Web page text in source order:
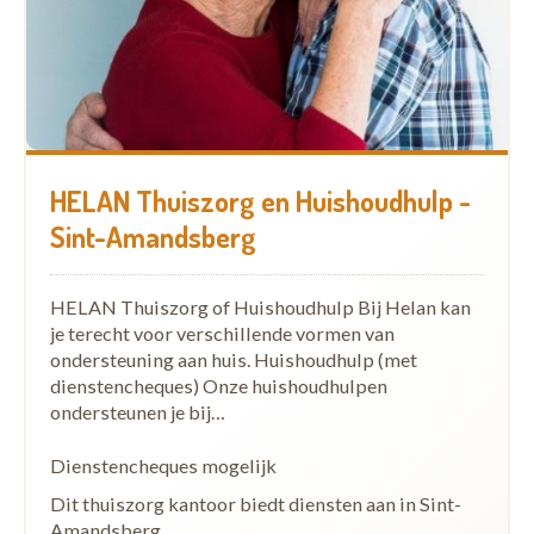
ERGOTHERAPIE AAN HUIS
Een ergotherapeut denkt mee over hoe u veilig,
comfortabel en zo zelfstandig mogelijk thuis kunt
hulpmiddelen, dagelijkse activiteiten, woningadvies,
ondersteuning van de mantelzorger en
doorverwijzing naar andere hulpverlening.
Beschikbaar in:Destelbergen, Laarne, Merelbeke-
Melle en Nazareth-De Pinte.
HYGIËNISCHE ZORGEN
Zorgband Leie & Schelde biedt ook ondersteuning
gelaatsverzorging, kapsalon of het gebruik van
HELAN Thuiszorg en Huishoudhulp -
Sint-Amandsberg
HELAN Thuiszorg of Huishoudhulp Bij Helan kan
je terecht voor verschillende vormen van
ondersteuning aan huis. Huishoudhulp (met
dienstencheques) Onze huishoudhulpen
ondersteunen je bij…
Dienstencheques mogelijk
Dit thuiszorg kantoor biedt diensten aan in Sint-
Amandsberg